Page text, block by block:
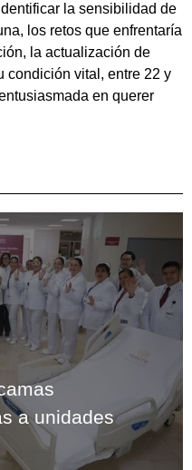
la sensibilidad de
los retos que enfrentaría
la actualización de
condición vital, entre 22 y
en querer
a unidades